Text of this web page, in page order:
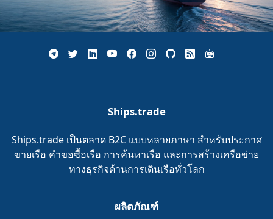
Ships.trade
Ships.trade เป็นตลาด B2C แบบหลายภาษา สำหรับประกาศ
ขายเรือ คำขอซื้อเรือ การค้นหาเรือ และการสร้างเครือข่าย
ทางธุรกิจด้านการเดินเรือทั่วโลก
ผลิตภัณฑ์